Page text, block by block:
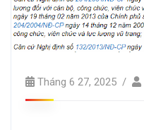
Tháng 6 27, 2025